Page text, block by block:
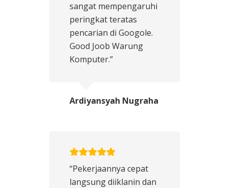
sangat mempengaruhi
peringkat teratas
pencarian di Googole.
Good Joob Warung
Komputer.”
Ardiyansyah Nugraha
“Pekerjaannya cepat
langsung diiklanin dan